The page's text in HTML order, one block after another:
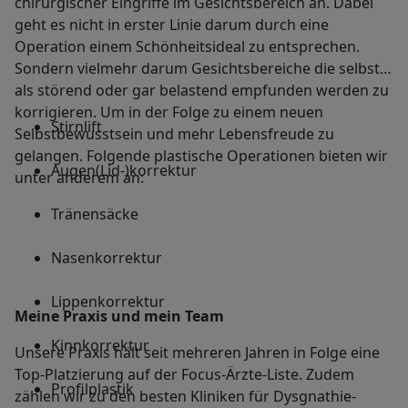
geht es nicht in erster Linie darum durch eine
Operation einem Schönheitsideal zu entsprechen.
Sondern vielmehr darum Gesichtsbereiche die selbst
als störend oder gar belastend empfunden werden zu
korrigieren. Um in der Folge zu einem neuen
Selbstbewusstsein und mehr Lebensfreude zu
gelangen. Folgende plastische Operationen bieten wir
unter anderem an:
Stirnlift
Augen(Lid-)korrektur
Tränensäcke
Nasenkorrektur
Lippenkorrektur
Kinnkorrektur
Profilplastik
Meine Praxis und mein Team
Unsere Praxis hält seit mehreren Jahren in Folge eine
Top-Platzierung auf der Focus-Ärzte-Liste. Zudem
zählen wir zu den besten Kliniken für Dysgnathie-